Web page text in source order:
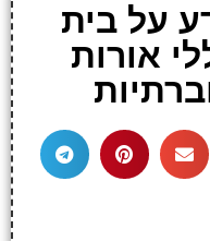
על בית
אורות